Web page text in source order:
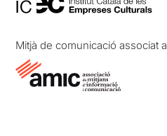
Mitjà de comunicació associat a